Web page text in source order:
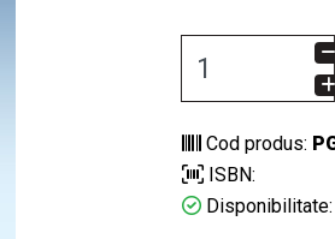
Cod produs:
ISBN:
Disponibilitate: